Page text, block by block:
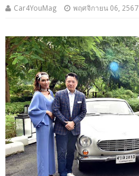
Car4YouMag พฤศจิกายน 06, 2567